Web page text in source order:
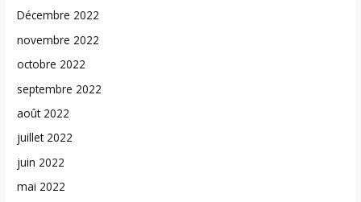
Décembre 2022
novembre 2022
octobre 2022
septembre 2022
août 2022
juillet 2022
juin 2022
mai 2022